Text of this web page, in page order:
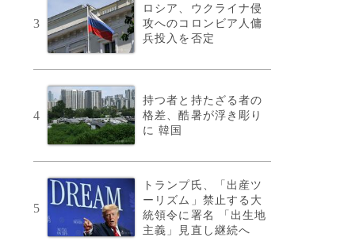
3
ロシア、ウクライナ侵
攻へのコロンビア人傭
兵投入を否定
4
持つ者と持たざる者の
格差、酷暑が浮き彫り
に 韓国
5
トランプ氏、「出産ツ
ーリズム」禁止する大
統領令に署名 「出生地
主義」見直し継続へ